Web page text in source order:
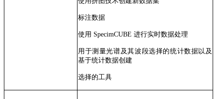
标注数据
使用 SpecimCUBE 进行实时数据处理
用于测量光谱及其波段选择的统计数据以及
基于统计数据创建
选择的工具